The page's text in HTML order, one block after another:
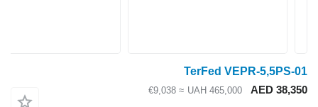
TerFed VEPR-
AED
UAH 465,000
≈ €9,038